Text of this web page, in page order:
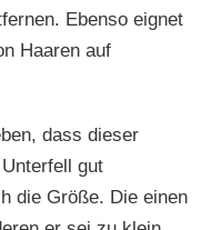
Ebenso eignet
Haaren auf
dass dieser
gut
die Größe. Die einen